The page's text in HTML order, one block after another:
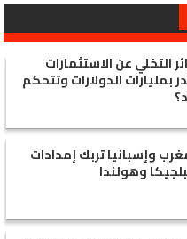
التخلي عن الاستثمارات
بمليارات الدولارات وتتحكم
وإسبانيا تربك إمدادات
وهولندا